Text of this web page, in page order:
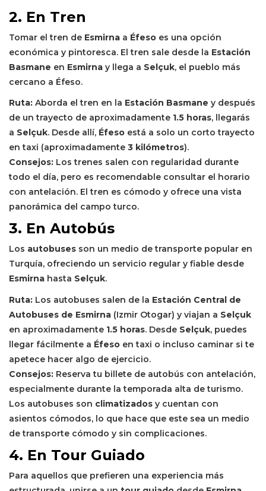
2. En Tren
Tomar el tren de Esmirna a Éfeso es una opción
económica y pintoresca. El tren sale desde la Estación
Basmane en Esmirna y llega a Selçuk, el pueblo más
cercano a Éfeso.
Ruta: Aborda el tren en la Estación Basmane y después
de un trayecto de aproximadamente 1.5 horas, llegarás
a Selçuk. Desde allí, Éfeso está a solo un corto trayecto
en taxi (aproximadamente 3 kilómetros).
Consejos: Los trenes salen con regularidad durante
todo el día, pero es recomendable consultar el horario
con antelación. El tren es cómodo y ofrece una vista
panorámica del campo turco.
3. En Autobús
Los autobuses son un medio de transporte popular en
Turquía, ofreciendo un servicio regular y fiable desde
Esmirna hasta Selçuk.
Ruta: Los autobuses salen de la Estación Central de
Autobuses de Esmirna (Izmir Otogar) y viajan a Selçuk
en aproximadamente 1.5 horas. Desde Selçuk, puedes
llegar fácilmente a Éfeso en taxi o incluso caminar si te
apetece hacer algo de ejercicio.
Consejos: Reserva tu billete de autobús con antelación,
especialmente durante la temporada alta de turismo.
Los autobuses son climatizados y cuentan con
asientos cómodos, lo que hace que este sea un medio
de transporte cómodo y sin complicaciones.
4. En Tour Guiado
Para aquellos que prefieren una experiencia más